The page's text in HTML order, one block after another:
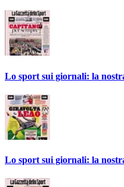
Lo sport sui giornali: la
Lo sport sui giornali: la